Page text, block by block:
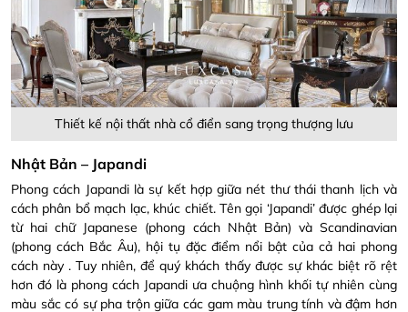
Thiết kế nội thất nhà cổ điển sang trọng thượng lưu
Nhật Bản – Japandi
Phong cách Japandi là sự kết hợp giữa nét thư thái thanh lịch và
cách phân bổ mạch lạc, khúc chiết. Tên gọi ‘Japandi’ được ghép lại
từ hai chữ Japanese (phong cách Nhật Bản) và Scandinavian
(phong cách Bắc Âu), hội tụ đặc điểm nổi bật của cả hai phong
cách này . Tuy nhiên, để quý khách thấy được sự khác biệt rõ rệt
hơn đó là phong cách Japandi ưa chuộng hình khối tự nhiên cùng
màu sắc có sự pha trộn giữa các gam màu trung tính và đậm hơn